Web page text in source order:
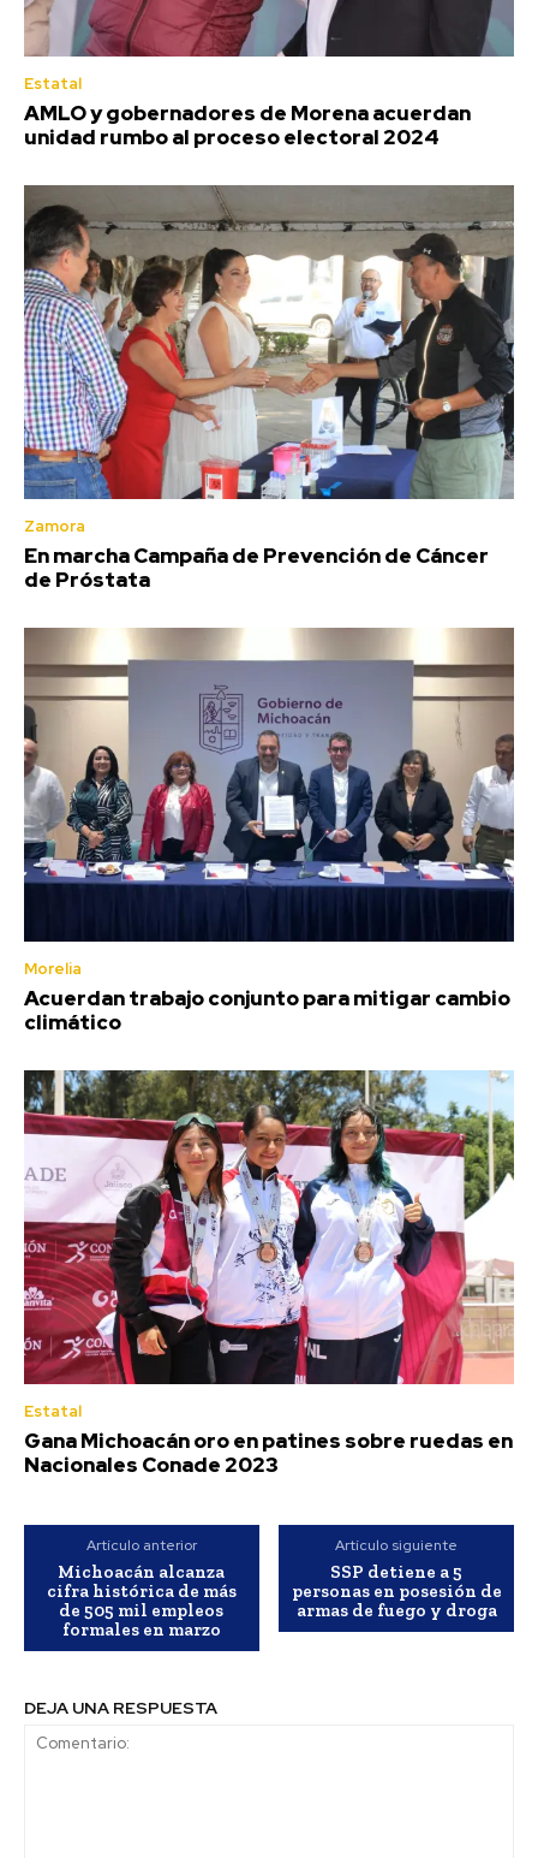
Estatal
AMLO y gobernadores de Morena acuerdan
unidad rumbo al proceso electoral 2024
Zamora
En marcha Campaña de Prevención de Cáncer
de Próstata
Morelia
Acuerdan trabajo conjunto para mitigar cambio
climático
Estatal
Gana Michoacán oro en patines sobre ruedas en
Nacionales Conade 2023
Artículo anterior
Michoacán alcanza
cifra histórica de más
de 505 mil empleos
formales en marzo
Artículo siguiente
SSP detiene a 5
personas en posesión de
armas de fuego y droga
DEJA UNA RESPUESTA